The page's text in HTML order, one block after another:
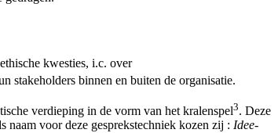
kwesties, i.c. over
stakeholders binnen en buiten de organisatie.
verdieping in de vorm van het kralenspel3. Deze
naam voor deze gesprekstechniek kozen zij : Idee-